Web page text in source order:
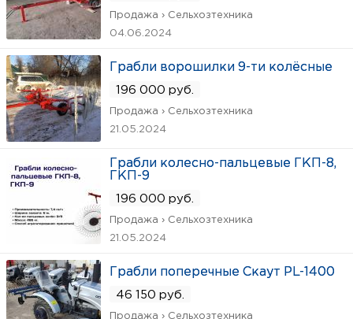
Продажа › Сельхозтехника
04.06.2024
Грабли ворошилки 9-ти колёсные
196 000 руб.
Продажа › Сельхозтехника
21.05.2024
Грабли колесно-пальцевые ГКП-8,
ГКП-9
196 000 руб.
Продажа › Сельхозтехника
21.05.2024
Грабли поперечные Скаут PL-1400
46 150 руб.
Продажа › Сельхозтехника